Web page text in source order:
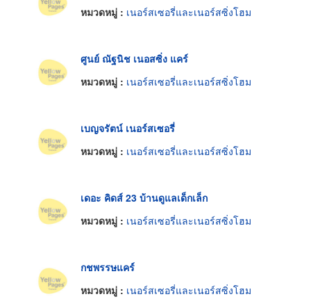
หมวดหมู่ : เนอร์สเซอรี่และเนอร์สซิ่งโฮม
ศูนย์ ณัฐนิช เนอสซิ่ง แคร์
หมวดหมู่ : เนอร์สเซอรี่และเนอร์สซิ่งโฮม
เบญจรัตน์ เนอร์สเซอรี่
หมวดหมู่ : เนอร์สเซอรี่และเนอร์สซิ่งโฮม
เดอะ คิดส์ 23 บ้านดูแลเด็กเล็ก
หมวดหมู่ : เนอร์สเซอรี่และเนอร์สซิ่งโฮม
กชพรรษแคร์
หมวดหมู่ : เนอร์สเซอรี่และเนอร์สซิ่งโฮม